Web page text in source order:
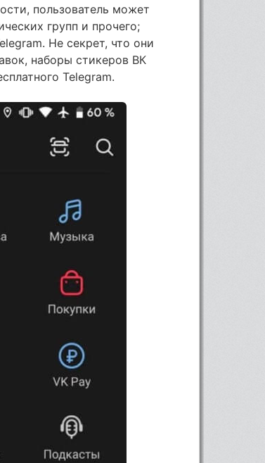
пользователь может
групп и прочего;
Не секрет, что они
наборы стикеров ВК
Telegram.